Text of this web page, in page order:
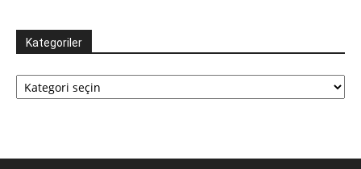
Kategoriler
Kategoriler